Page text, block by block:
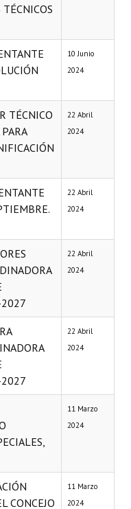
10 Junio
2024
TÉCNICO
22 Abril
2024
22 Abril
2024
2027
22 Abril
2024
2027
22 Abril
2024
11 Marzo
2024
CONCEJO
11 Marzo
2024